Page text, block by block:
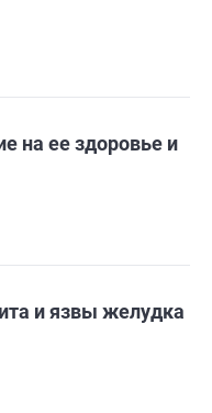
на ее здоровье и
и язвы желудка